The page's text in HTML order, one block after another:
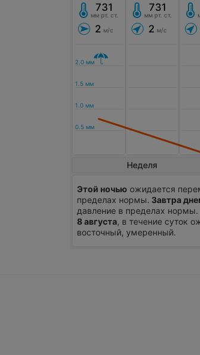
731
мм рт. ст.
2 м/с
731
мм рт. ст.
2 м/с
Неделя
Этой ночью ожидается
пределах нормы. Завтра
давление в пределах нормы.
8 августа, в течение суток
восточный, умеренный.